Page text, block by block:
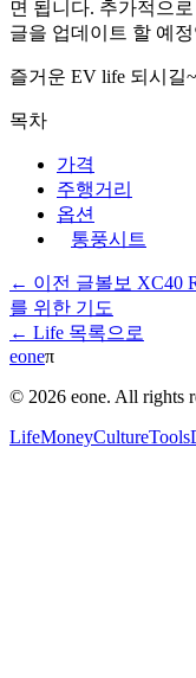
면 됩니다. 추가적으
글을 업데이트 할 예
즐거운 EV life 되시길~
목차
가격
주행거리
옵션
통풍시트
← 이전 글볼보 XC40
를 위한 기도
← Life 목록으로
eoneπ
© 2026 eone. All rights
LifeMoneyCultureTools